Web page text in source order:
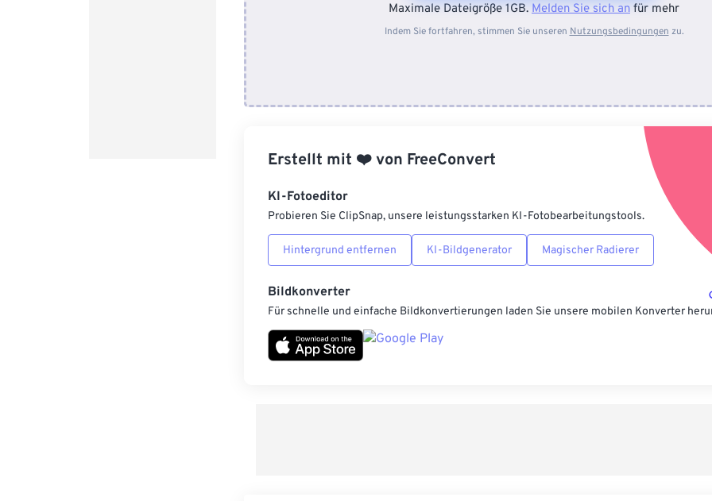
Vom Gerät
Von URL
Maximale Dateigröße 1GB. Melden Sie sich an für mehr
Indem Sie fortfahren, stimmen Sie unseren Nutzungsbedingungen zu.
Erstellt mit ❤️von FreeConvert
KI-Fotoeditor
Probieren Sie ClipSnap, unsere leistungsstarken KI-Fotobearbeitungstools.
Hintergrund entfernen KI-Bildgenerator Magischer Radierer
Bildkonverter
Für schnelle und einfache Bildkonvertierungen laden Sie unsere mobilen Konverter